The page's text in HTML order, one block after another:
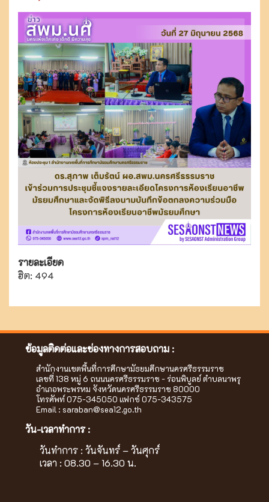
รายละเอียด
ฮิต: 494
ข้อมูลติดต่อและช่องทางการสอบถาม :
สำนักงานเขตพื้นที่การศึกษามัธยมศึกษานครศรีธรรมราช
เลขที่ 138 หมู่ 6 ถนนนครศรีธรรมราช - ร่อนพิบูลย์ ตำบลนาพรุ
อำเภอพระพรหม จังหวัดนครศรีธรรมราช 80000
โทรศัพท์ 075-345050 แฟกซ์ 075-343575
Email : saraban@sea12.go.th
วัน-เวลาทำการ :
วันทำการ : วันจันทร์ – วันศุกร์
เวลา : 08.30 – 16.30 น.